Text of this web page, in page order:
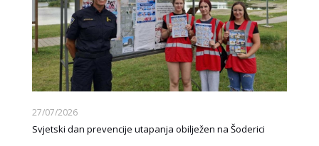
27/07/2026
Svjetski dan prevencije utapanja obilježen na Šoderici